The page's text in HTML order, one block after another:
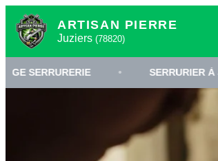
ARTISAN PIERRE
Juziers (78820)
• SERRURIER À JUZIERS